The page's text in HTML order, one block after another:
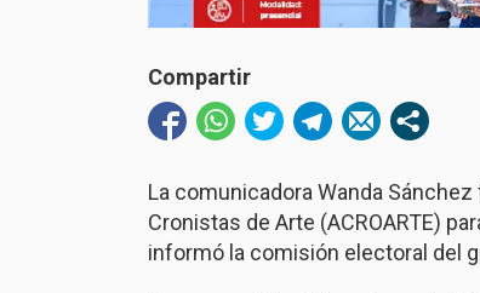
Compartir
La comunicadora Wanda
Cronistas de Arte (ACROARTE)
informó la comisión electoral del